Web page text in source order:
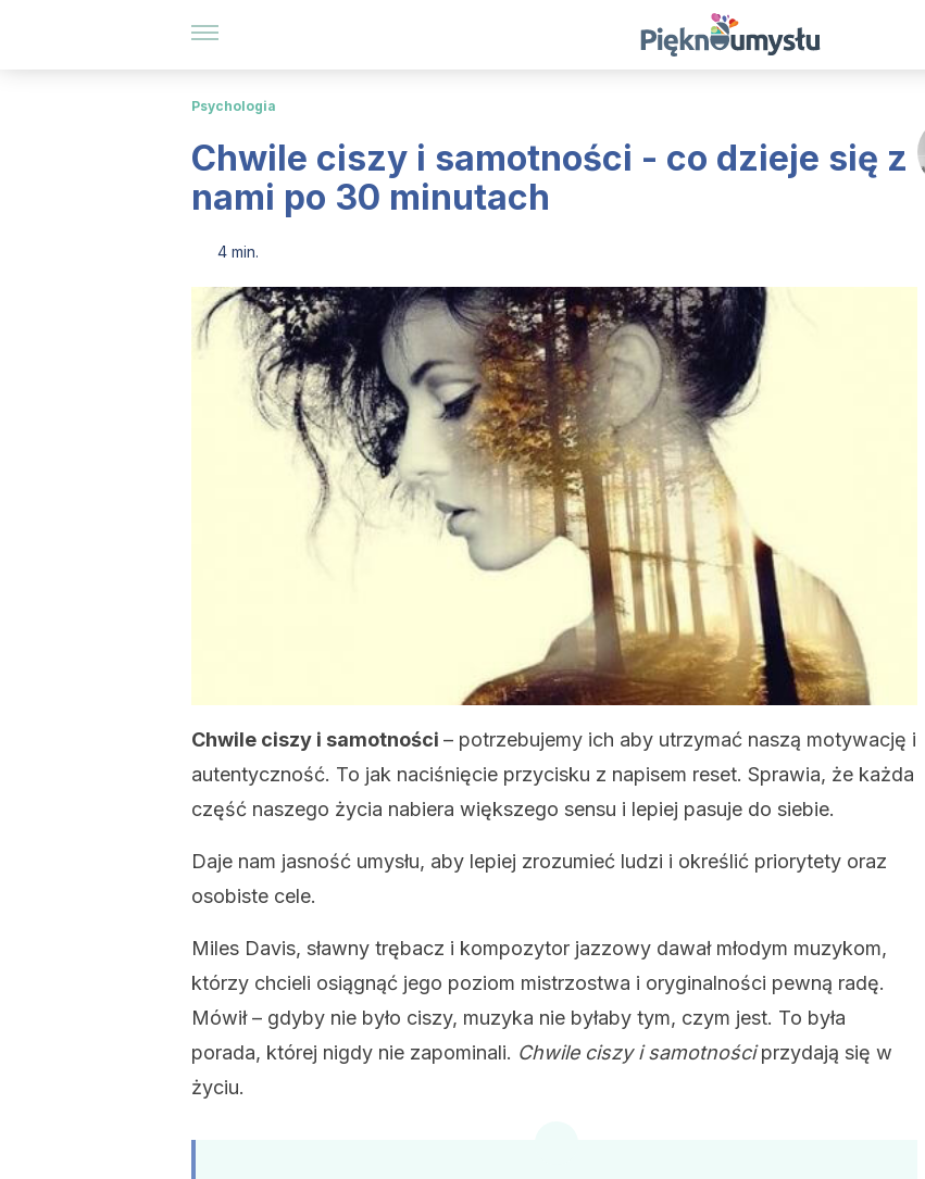
Psychologia
Chwile ciszy i samotności - co dzieje się z
nami po 30 minutach
4 min.
Chwile ciszy i samotności – potrzebujemy ich aby utrzymać naszą motywację i
autentyczność. To jak naciśnięcie przycisku z napisem reset. Sprawia, że ​​każda
część naszego życia nabiera większego sensu i lepiej pasuje do siebie.
Daje nam jasność umysłu, aby lepiej zrozumieć ludzi i określić priorytety oraz
osobiste cele.
Miles Davis, sławny trębacz i kompozytor jazzowy dawał młodym muzykom,
którzy chcieli osiągnąć jego poziom mistrzostwa i oryginalności pewną radę.
Mówił – gdyby nie było ciszy, muzyka nie byłaby tym, czym jest. To była
porada, której nigdy nie zapominali. Chwile ciszy i samotnościprzydają się w
życiu.